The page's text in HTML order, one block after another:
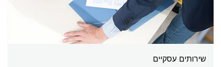
שירותים עסקיים